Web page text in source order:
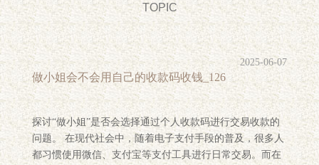
TOPIC
做小姐会不会用自己的收款码收钱_126
2025-06-07
探讨“做小姐”是否会选择通过个人收款码进行交易收款的
问题。 在现代社会中，随着电子支付手段的普及，很多人
都习惯使用微信、支付宝等支付工具进行日常交易。而在